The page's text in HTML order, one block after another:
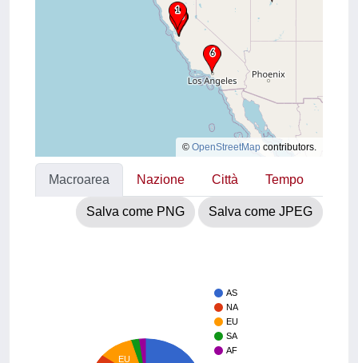
© OpenStreetMap contributors.
Macroarea Nazione Città Tempo
Salva come PNG Salva come JPEG
AS
NA
EU
SA
AF
EU